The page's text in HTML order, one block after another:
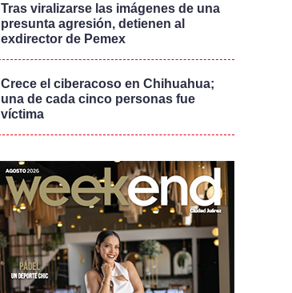
Tras viralizarse las imágenes de una
presunta agresión, detienen al
exdirector de Pemex
Crece el ciberacoso en Chihuahua;
una de cada cinco personas fue
víctima